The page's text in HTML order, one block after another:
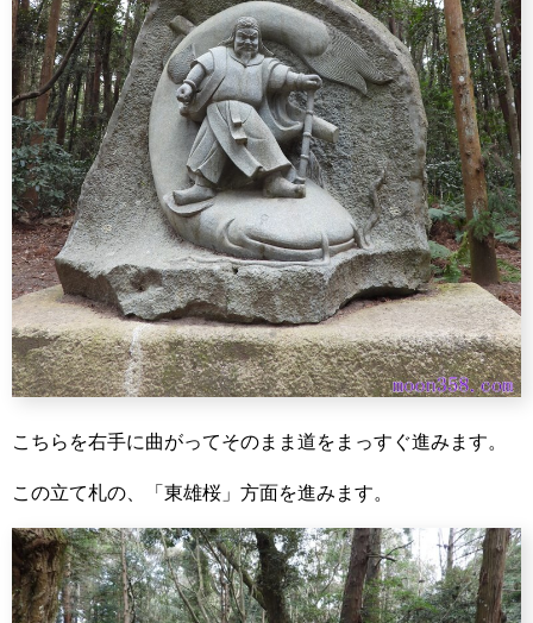
こちらを右手に曲がってそのまま道をまっすぐ進みます。
この立て札の、「東雄桜」方面を進みます。